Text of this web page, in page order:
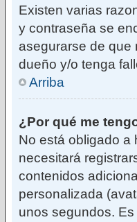
Existen varias
y contraseña se
asegurarse de que
dueño y/o tenga
Arriba
¿Por qué me
No está obligado a
necesitará
contenidos
personalizada
unos segundos.